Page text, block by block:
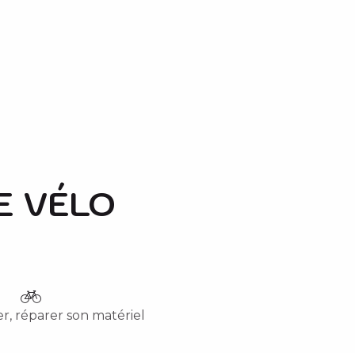
VÉLO
réparer son matériel